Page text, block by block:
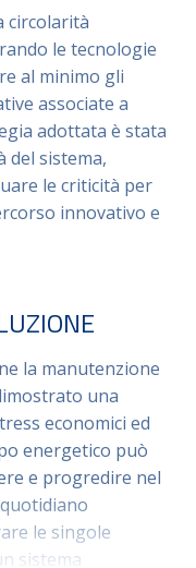
circolarità
le tecnologie
al minimo gli
associate a
adottata è stata
del sistema,
le criticità per
innovativo e
la manutenzione
una
economici ed
energetico può
e progredire nel
le singole
sistema